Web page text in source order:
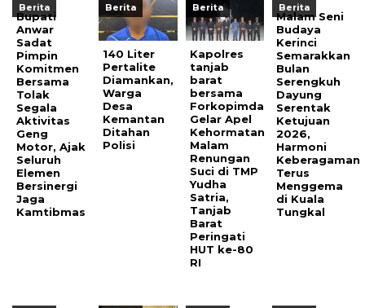
Berita
Bupati
Anwar
Sadat
Pimpin
Komitmen
Bersama
Tolak
Segala
Aktivitas
Geng
Motor, Ajak
Seluruh
Elemen
Bersinergi
Jaga
Kamtibmas
Berita
140 Liter
Pertalite
Diamankan,
Warga
Desa
Kemantan
Ditahan
Polisi
Berita
Kapolres
tanjab
barat
bersama
Forkopimda
Gelar Apel
Kehormatan
Malam
Renungan
Suci di TMP
Yudha
Satria,
Tanjab
Barat
Peringati
HUT ke-80
RI
Berita
Malam Seni
Budaya
Kerinci
Semarakkan
Bulan
Serengkuh
Dayung
Serentak
Ketujuan
2026,
Harmoni
Keberagaman
Terus
Menggema
di Kuala
Tungkal